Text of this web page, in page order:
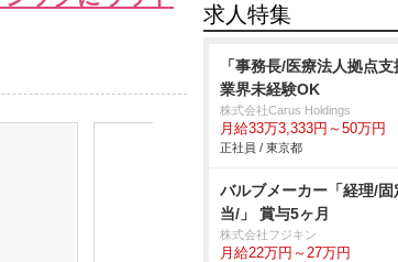
求人特集
「事務長/医療法人拠点
業界未経験OK
株式会社Carus Holdings
月給33万3,333円～50万円
正社員 / 東京都
バルブメーカー「経理/固
当/」 賞与5ヶ月
株式会社フジキン
月給22万円～27万円